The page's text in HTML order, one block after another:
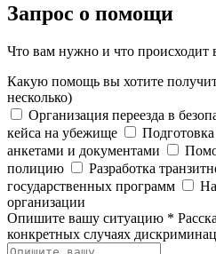
Запрос о помощи
Что вам нужно и что происходит
Какую помощь вы хотите
несколько)
Организация переезда в
кейса на убежище
анкетами и документами
полицию
Разработка
государственных программ
организации
Опишите вашу ситуацию *
конкретных случаях